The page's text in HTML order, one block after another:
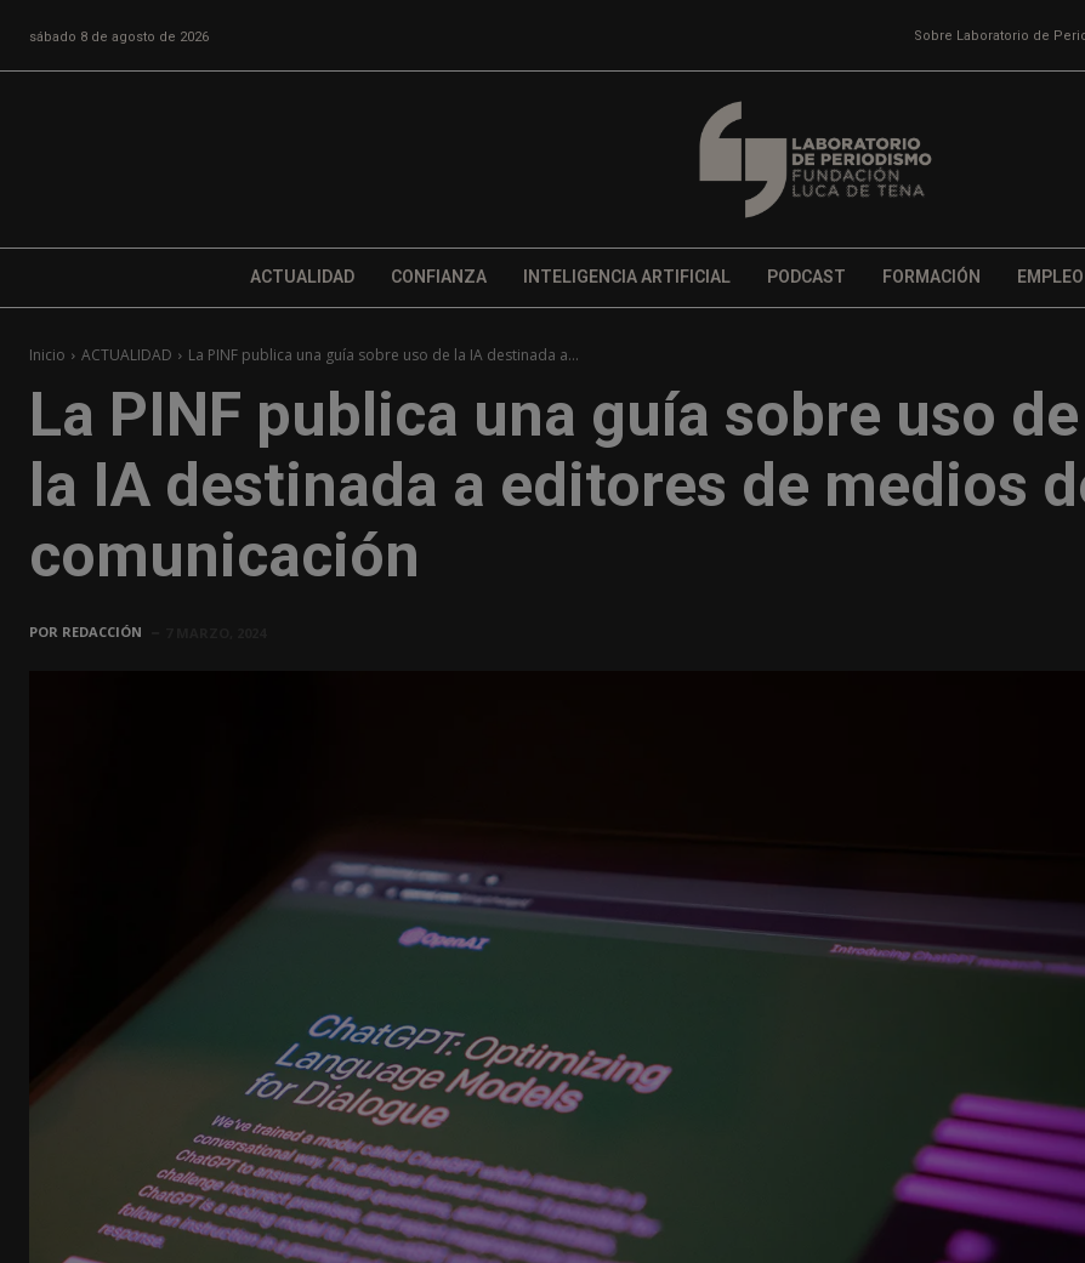
sábado 8 de agosto de 2026 Sobre Laboratorio de
ACTUALIDAD CONFIANZA INTELIGENCIA ARTIFICIAL PODCAST FORMACIÓN EMPLEO
Inicio ACTUALIDAD La PINF publica una guía sobre uso de la IA destinada a...
La PINF publica una guía sobre uso de
la IA destinada a editores de medios
comunicación
POR REDACCIÓN